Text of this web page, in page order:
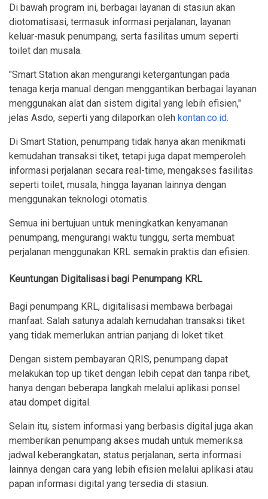
Di bawah program ini, berbagai layanan di stasiun akan
diotomatisasi, termasuk informasi perjalanan, layanan
keluar-masuk penumpang, serta fasilitas umum seperti
toilet dan musala.
"Smart Station akan mengurangi ketergantungan pada
tenaga kerja manual dengan menggantikan berbagai layanan
menggunakan alat dan sistem digital yang lebih efisien,"
jelas Asdo, seperti yang dilaporkan oleh kontan.co.id.
Di Smart Station, penumpang tidak hanya akan menikmati
kemudahan transaksi tiket, tetapi juga dapat memperoleh
informasi perjalanan secara real-time, mengakses fasilitas
seperti toilet, musala, hingga layanan lainnya dengan
menggunakan teknologi otomatis.
Semua ini bertujuan untuk meningkatkan kenyamanan
penumpang, mengurangi waktu tunggu, serta membuat
perjalanan menggunakan KRL semakin praktis dan efisien.
Keuntungan Digitalisasi bagi Penumpang KRL
Bagi penumpang KRL, digitalisasi membawa berbagai
manfaat. Salah satunya adalah kemudahan transaksi tiket
yang tidak memerlukan antrian panjang di loket tiket.
Dengan sistem pembayaran QRIS, penumpang dapat
melakukan top up tiket dengan lebih cepat dan tanpa ribet,
hanya dengan beberapa langkah melalui aplikasi ponsel
atau dompet digital.
Selain itu, sistem informasi yang berbasis digital juga akan
memberikan penumpang akses mudah untuk memeriksa
jadwal keberangkatan, status perjalanan, serta informasi
lainnya dengan cara yang lebih efisien melalui aplikasi atau
papan informasi digital yang tersedia di stasiun.